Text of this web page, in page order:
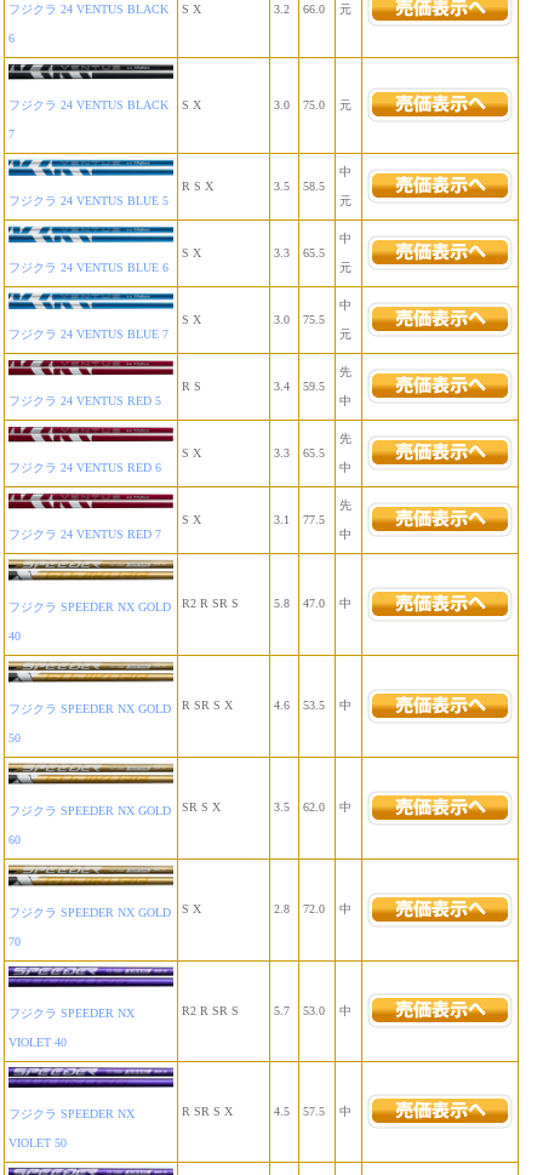
フジクラ 24 VENTUS BLACK
6
S X 3.2 66.0 元
フジクラ 24 VENTUS BLACK
7
S X 3.0 75.0 元
フジクラ 24 VENTUS BLUE 5
R S X 3.5 58.5
中
元
フジクラ 24 VENTUS BLUE 6
S X 3.3 65.5
中
元
フジクラ 24 VENTUS BLUE 7
S X 3.0 75.5
中
元
フジクラ 24 VENTUS RED 5
R S 3.4 59.5
先
中
フジクラ 24 VENTUS RED 6
S X 3.3 65.5
先
中
フジクラ 24 VENTUS RED 7
S X 3.1 77.5
先
中
フジクラ SPEEDER NX GOLD
40
R2 R SR S 5.8 47.0 中
フジクラ SPEEDER NX GOLD
50
R SR S X 4.6 53.5 中
フジクラ SPEEDER NX GOLD
60
SR S X 3.5 62.0 中
フジクラ SPEEDER NX GOLD
70
S X 2.8 72.0 中
フジクラ SPEEDER NX
VIOLET 40
R2 R SR S 5.7 53.0 中
フジクラ SPEEDER NX
VIOLET 50
R SR S X 4.5 57.5 中